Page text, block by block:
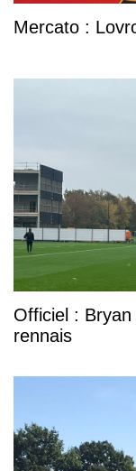
Mercato :
Officiel :
rennais